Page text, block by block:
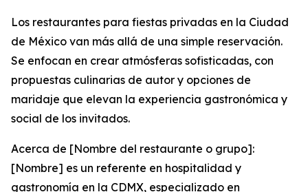
Los restaurantes para fiestas privadas en la Ciudad
de México van más allá de una simple reservación.
Se enfocan en crear atmósferas sofisticadas, con
propuestas culinarias de autor y opciones de
maridaje que elevan la experiencia gastronómica y
social de los invitados.
Acerca de [Nombre del restaurante o grupo]:
[Nombre] es un referente en hospitalidad y
gastronomía en la CDMX, especializado en